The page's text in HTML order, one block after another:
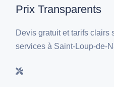
Prix Transparents
Devis gratuit et tarifs clairs
services à Saint-Loup-de-